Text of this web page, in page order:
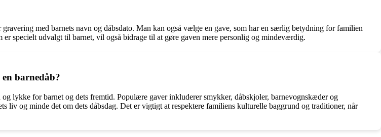
med barnets navn og dåbsdato. Man kan også vælge en gave, som har en særlig betydning for familien
specielt udvalgt til barnet, vil også bidrage til at gøre gaven mere personlig og mindeværdig.
barnedåb?
lykke for barnet og dets fremtid. Populære gaver inkluderer smykker, dåbskjoler, barnevognskæder og
liv og minde det om dets dåbsdag. Det er vigtigt at respektere familiens kulturelle baggrund og traditioner, når